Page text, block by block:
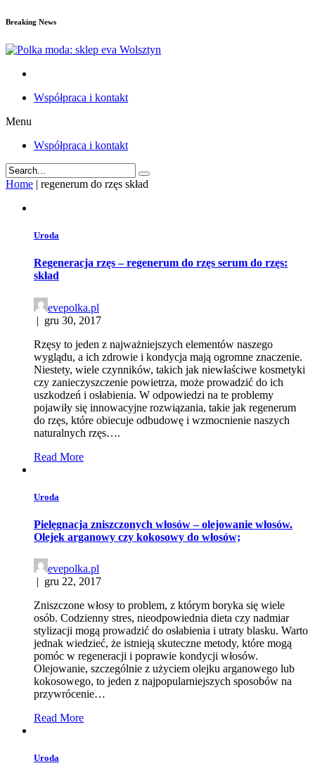
Breaking News
Współpraca i kontakt
Menu
Współpraca i kontakt
Home | regenerum do rzęs skład
Uroda
Regeneracja rzęs – regenerum do rzęs serum do rzęs:
skład
evepolka.pl
| gru 30, 2017
Rzęsy to jeden z najważniejszych elementów naszego
wyglądu, a ich zdrowie i kondycja mają ogromne znaczenie.
Niestety, wiele czynników, takich jak niewłaściwe kosmetyki
czy zanieczyszczenie powietrza, może prowadzić do ich
uszkodzeń i osłabienia. W odpowiedzi na te problemy
pojawiły się innowacyjne rozwiązania, takie jak regenerum
do rzęs, które obiecuje odbudowę i wzmocnienie naszych
naturalnych rzęs….
Read More
Uroda
Pielęgnacja zniszczonych włosów – olejowanie włosów.
Olejek arganowy czy kokosowy do włosów;
evepolka.pl
| gru 22, 2017
Zniszczone włosy to problem, z którym boryka się wiele
osób. Codzienny stres, nieodpowiednia dieta czy nadmiar
stylizacji mogą prowadzić do osłabienia i utraty blasku. Warto
jednak wiedzieć, że istnieją skuteczne metody, które mogą
pomóc w regeneracji i poprawie kondycji włosów.
Olejowanie, szczególnie z użyciem olejku arganowego lub
kokosowego, to jeden z najpopularniejszych sposobów na
przywrócenie…
Read More
Uroda